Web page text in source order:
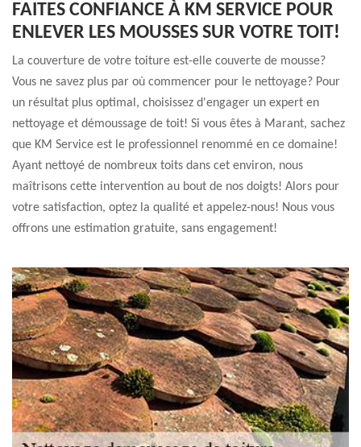
FAITES CONFIANCE À KM SERVICE POUR
ENLEVER LES MOUSSES SUR VOTRE TOIT!
La couverture de votre toiture est-elle couverte de mousse?
Vous ne savez plus par où commencer pour le nettoyage? Pour
un résultat plus optimal, choisissez d'engager un expert en
nettoyage et démoussage de toit! Si vous êtes à Marant, sachez
que KM Service est le professionnel renommé en ce domaine!
Ayant nettoyé de nombreux toits dans cet environ, nous
maîtrisons cette intervention au bout de nos doigts! Alors pour
votre satisfaction, optez la qualité et appelez-nous! Nous vous
offrons une estimation gratuite, sans engagement!